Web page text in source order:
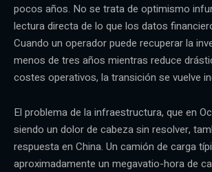
pocos años. No se trata de optimismo
lectura directa de lo que los datos
Cuando un operador puede recuperar la
menos de tres años mientras reduce
costes operativos, la transición se vuelve
El problema de la infraestructura, que en
siendo un dolor de cabeza sin resolver,
respuesta en China. Un camión de carga
aproximadamente un megavatio-hora de